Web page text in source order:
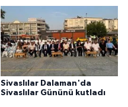
Sivaslılar Dalaman'da
Sivaslılar Gününü kutladı